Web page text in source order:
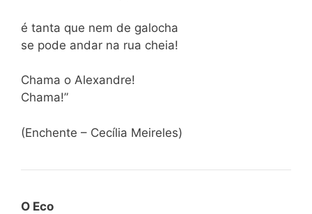
é tanta que nem de galocha
se pode andar na rua cheia!
Chama o Alexandre!
Chama!”
(Enchente – Cecília Meireles)
O Eco